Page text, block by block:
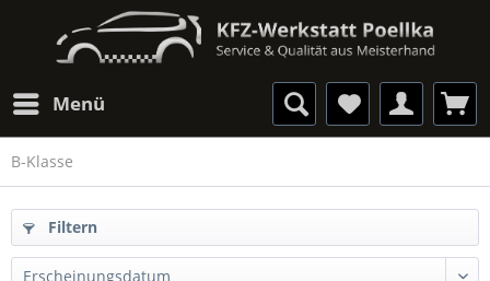
Menü
B-Klasse
Filtern